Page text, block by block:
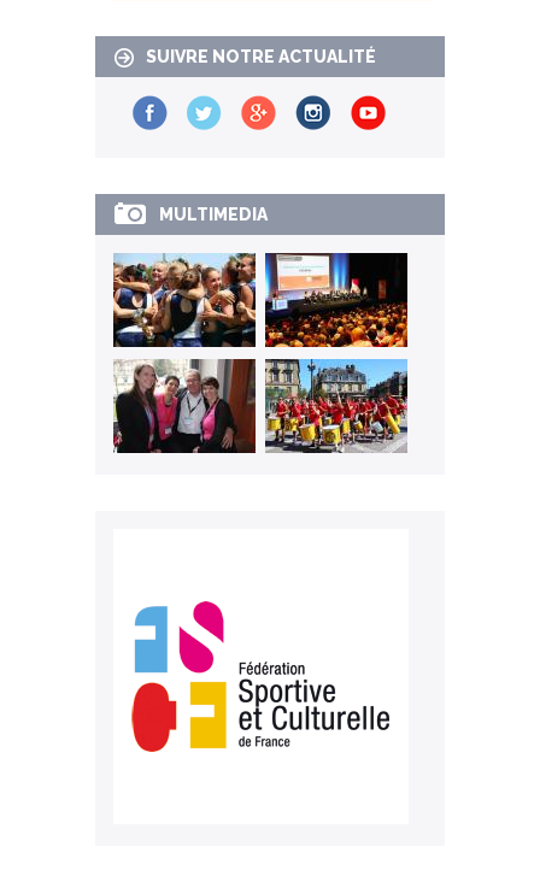
SUIVRE NOTRE ACTUALITÉ
MULTIMEDIA